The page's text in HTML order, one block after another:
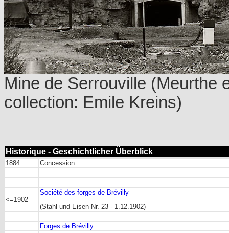
Mine de Serrouville (Meurthe
collection: Emile Kreins)
Historique - Geschichtlicher Überblick
1884 Concession
<=1902
Société des forges de Brévilly
(Stahl und Eisen Nr. 23 - 1.12.1902)
Forges de Brévilly